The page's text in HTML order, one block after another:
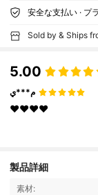
安全な支払い · プ
Sold by & Ships
5.00
م***ي
❤️❤️❤️❤️
製品詳細
素材: